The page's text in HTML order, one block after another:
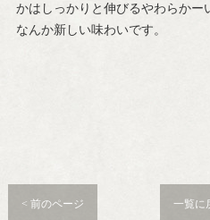
かはしっかりと伸びるやわらかー
なんか新しい味わいです。
< 前のページ 一覧に